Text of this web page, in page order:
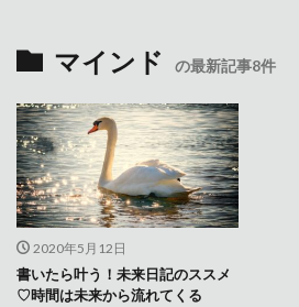
マインド の最新記事8件
2020年5月12日
書いたら叶う！未来日記のススメ
♡時間は未来から流れてくる